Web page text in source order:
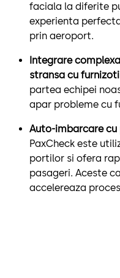
faciala la diferite
experienta
prin aeroport.
Integrare
stransa cu
partea echipei
apar probleme cu
Auto-imbarcare
PaxCheck este
portilor si ofera
pasageri. Aceste
accelereaza